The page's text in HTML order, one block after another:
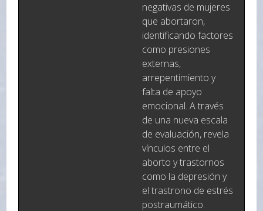
negativas de mujeres
que abortaron,
identificando factores
como presiones
externas,
arrepentimiento y
falta de apoyo
emocional. A través
de una nueva escala
de evaluación, revela
vínculos entre el
aborto y trastornos
como la depresión y
el trastrono de estrés
postraumático.